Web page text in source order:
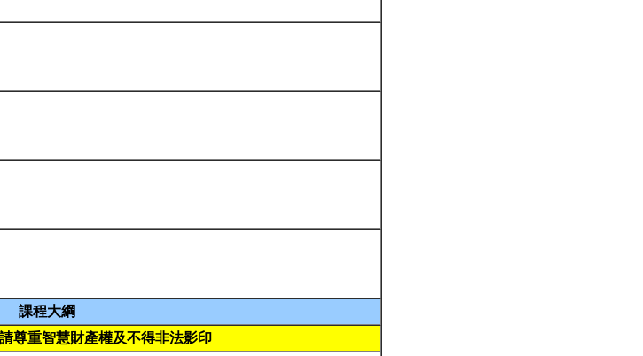
課程大綱
尊重智慧財產權及不得非法影印